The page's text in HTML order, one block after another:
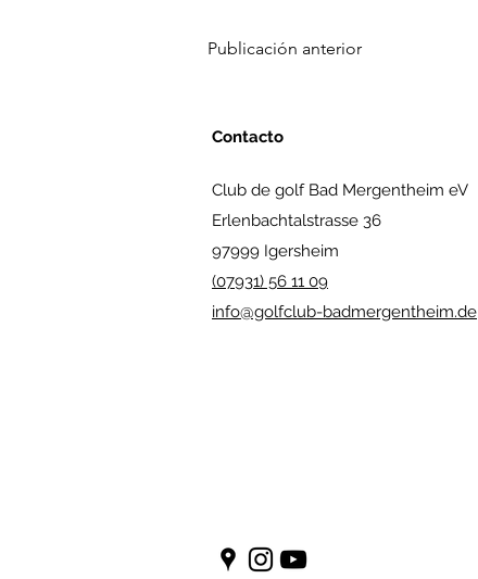
Publicación anterior
Contacto
Club de golf Bad Mergentheim eV
Erlenbachtalstrasse 36
97999 Igersheim
(07931) 56 11 09
info@golfclub-badmergentheim.de